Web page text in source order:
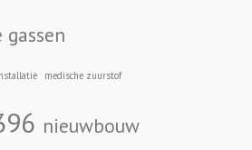
gassen
medische zuurstof
nieuwbouw